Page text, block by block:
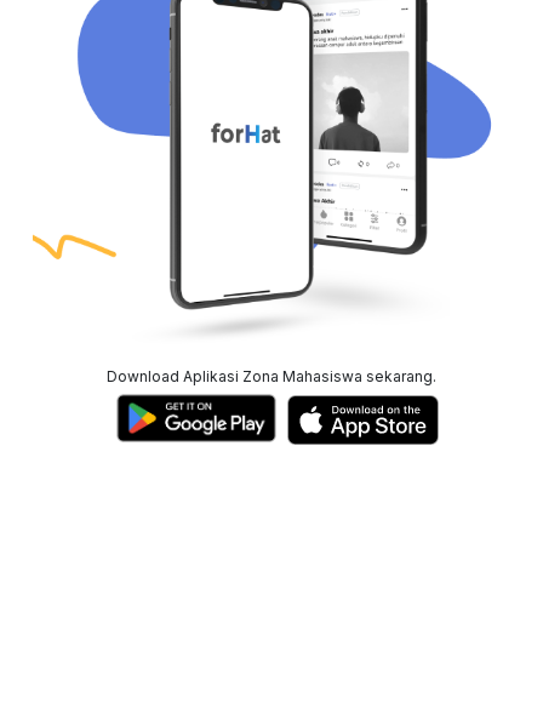
Download Aplikasi Zona Mahasiswa sekarang.